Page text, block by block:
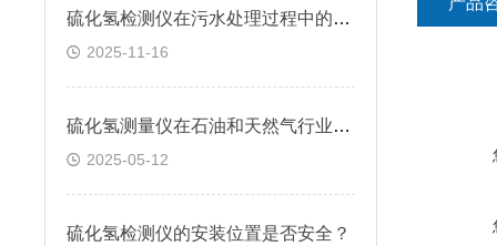
硫化氢检测仪在污水处理过程中的应用
2025-11-16
硫化氢测量仪在石油和天然气行业中的应用
2025-05-12
硫化氢检测仪的安装位置是否安全？